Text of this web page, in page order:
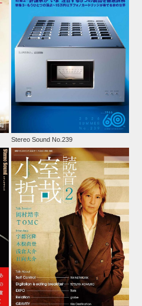
Stereo Sound No.239